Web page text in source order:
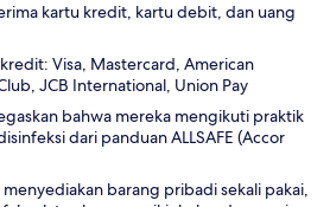
kartu kredit, kartu debit, dan uang
Visa, Mastercard, American
JCB International, Union Pay
bahwa mereka mengikuti praktik
dari panduan ALLSAFE (Accor
barang pribadi sekali pakai,